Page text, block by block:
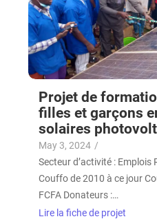
Projet de
filles et garçons
solaires
May 3, 2024 /
Secteur d’activité : Emplois
Couffo de 2010 à ce jour
FCFA Donateurs :…
Lire la fiche de projet